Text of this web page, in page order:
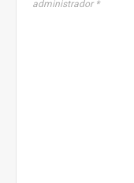
administrador *